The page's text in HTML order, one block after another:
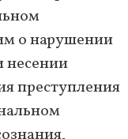
о нарушении
несении
преступления